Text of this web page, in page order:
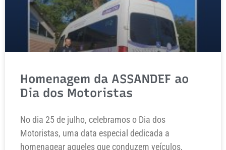
Homenagem da ASSANDEF ao
Dia dos Motoristas
No dia 25 de julho, celebramos o Dia dos
Motoristas, uma data especial dedicada a
homenagear aqueles que conduzem veículos,